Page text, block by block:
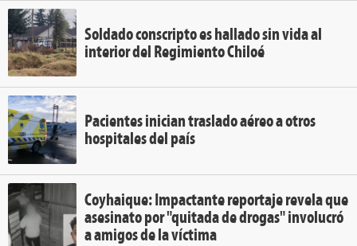
Soldado conscripto es hallado sin vida al
interior del Regimiento Chiloé
Pacientes inician traslado aéreo a otros
hospitales del país
Coyhaique: Impactante reportaje revela que
asesinato por "quitada de drogas" involucró
a amigos de la víctima